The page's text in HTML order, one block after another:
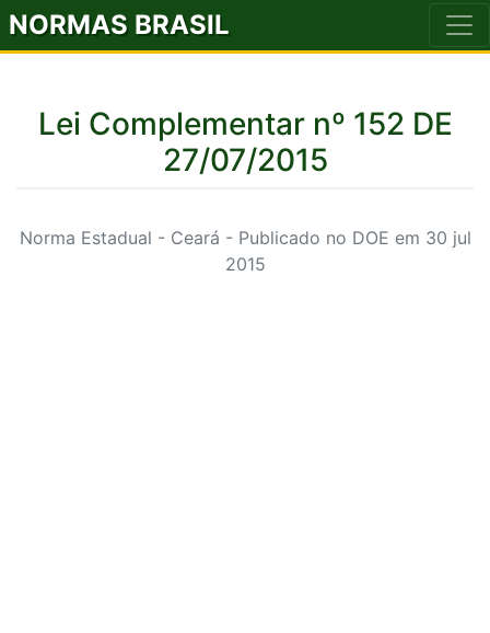
NORMAS BRASIL
Lei Complementar nº 152 DE
27/07/2015
Norma Estadual - Ceará - Publicado no DOE em 30 jul
2015